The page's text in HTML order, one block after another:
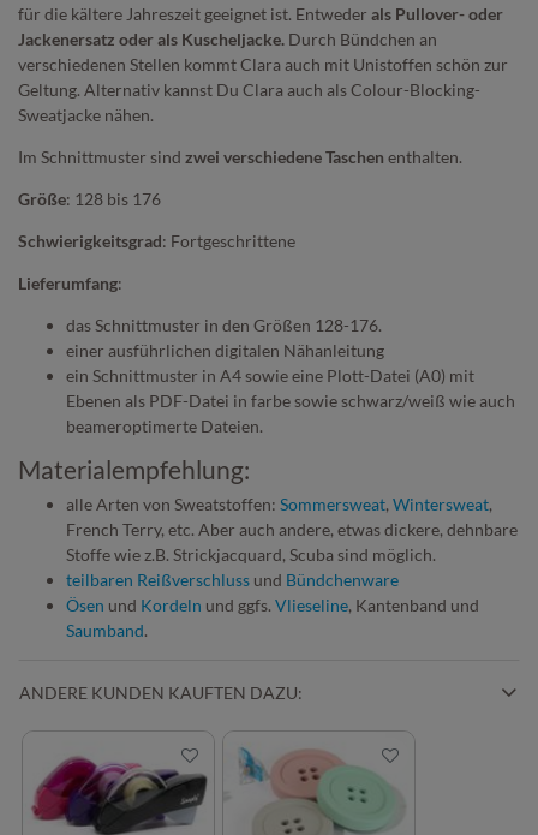
für die kältere Jahreszeit geeignet ist. Entweder als Pullover- oder
Jackenersatz oder als Kuscheljacke. Durch Bündchen an
verschiedenen Stellen kommt Clara auch mit Unistoffen schön zur
Geltung. Alternativ kannst Du Clara auch als Colour-Blocking-
Sweatjacke nähen.
Im Schnittmuster sind zwei verschiedene Taschen enthalten.
Größe: 128 bis 176
Schwierigkeitsgrad: Fortgeschrittene
Lieferumfang:
das Schnittmuster in den Größen 128-176.
einer ausführlichen digitalen Nähanleitung
ein Schnittmuster in A4 sowie eine Plott-Datei (A0) mit
Ebenen als PDF-Datei in farbe sowie schwarz/weiß wie auch
beameroptimerte Dateien.
Materialempfehlung:
alle Arten von Sweatstoffen: Sommersweat, Wintersweat,
French Terry, etc. Aber auch andere, etwas dickere, dehnbare
Stoffe wie z.B. Strickjacquard, Scuba sind möglich.
teilbaren Reißverschluss und Bündchenware
Ösen und Kordeln und ggfs. Vlieseline, Kantenband und
Saumband.
ANDERE KUNDEN KAUFTEN DAZU: